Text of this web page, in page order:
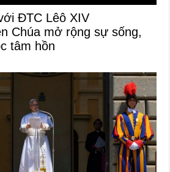
ĐTC Lêô XIV
Chúa mở rộng sự sống,
tâm hồn